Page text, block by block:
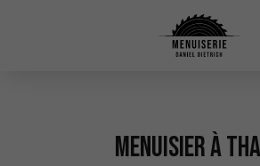
Menuisier à